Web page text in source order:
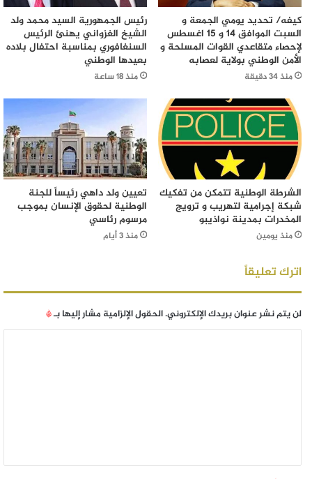
كيفه/ تحديد يومي الجمعة و
السبت الموافق 14 و 15 اغسطس
لإحصاء متقاعدي القوات المسلحة و
الأمن الوطني بولاية لعصابه
منذ 34 دقيقة
رئيس الجمهورية السيد محمد ولد
الشيخ الغزواني يهنئ الرئيس
السنغافوري بمناسبة احتفال بلاده
بعيدها الوطني
منذ 18 ساعة
الشرطة الوطنية تتمكن من تفكيك
شبكة إجرامية لتهريب و ترويج
المخدرات بمدينة نواذيبو
منذ يومين
تعيين ولد داهي رئيساً للجنة
الوطنية لحقوق الإنسان بموجب
مرسوم رئاسي
منذ 3 أيام
اترك تعليقاً
لن يتم نشر عنوان بريدك الإلكتروني.الحقول الإلزامية مشار إليها بـ*